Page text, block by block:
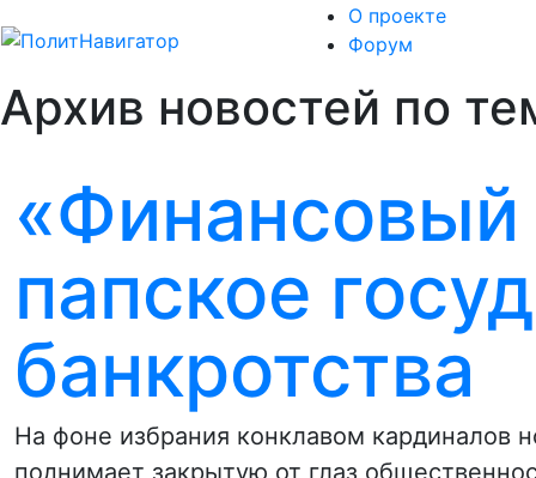
О проекте
Форум
Архив новостей по
«Финансовый
папское
банкротства
На фоне избрания конклавом кардиналов
поднимает закрытую от глаз